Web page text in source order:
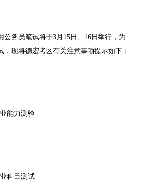
公务员笔试将于3月15日、16日举行，为
，现将德宏考区有关注意事项提示如下：
能力测验
科目测试